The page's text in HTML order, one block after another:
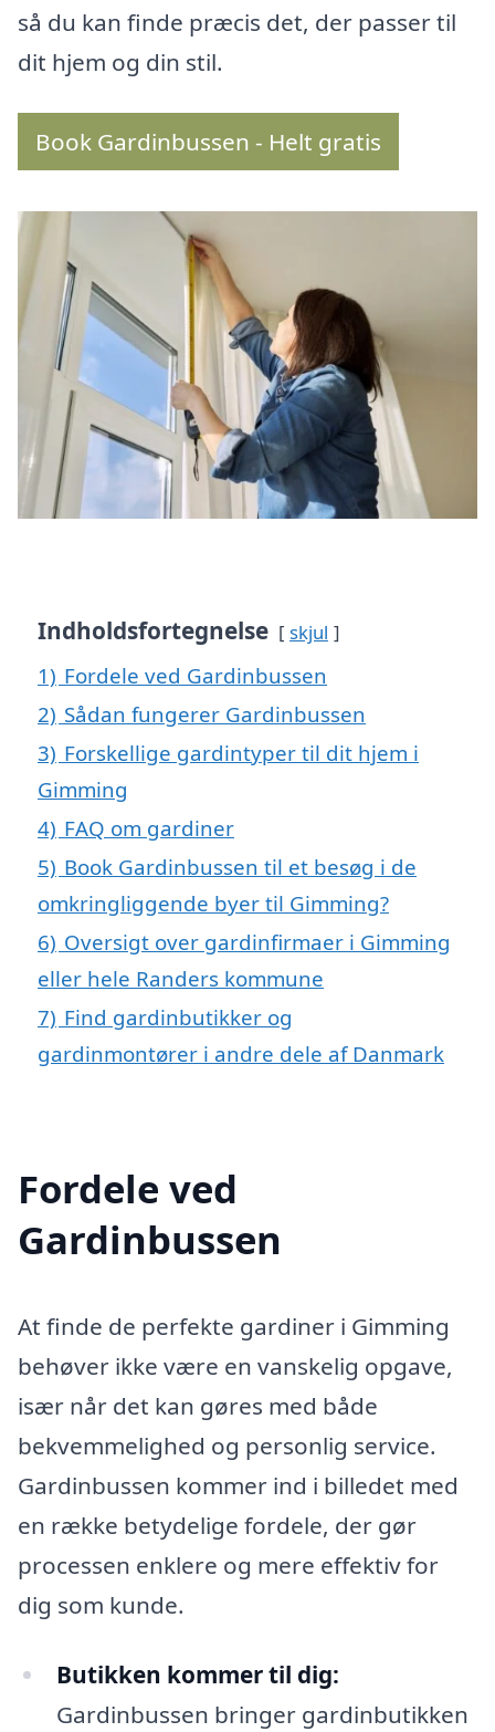
så du kan finde præcis det, der passer til
dit hjem og din stil.
Book Gardinbussen - Helt gratis
Indholdsfortegnelse skjul
1) Fordele ved Gardinbussen
2) Sådan fungerer Gardinbussen
3) Forskellige gardintyper til dit hjem i
Gimming
4) FAQ om gardiner
5) Book Gardinbussen til et besøg i de
omkringliggende byer til Gimming?
6) Oversigt over gardinfirmaer i Gimming
eller hele Randers kommune
7) Find gardinbutikker og
gardinmontører i andre dele af Danmark
Fordele ved
Gardinbussen
At finde de perfekte gardiner i Gimming
behøver ikke være en vanskelig opgave,
især når det kan gøres med både
bekvemmelighed og personlig service.
Gardinbussen kommer ind i billedet med
en række betydelige fordele, der gør
processen enklere og mere effektiv for
dig som kunde.
Butikken kommer til dig:
Gardinbussen bringer gardinbutikken